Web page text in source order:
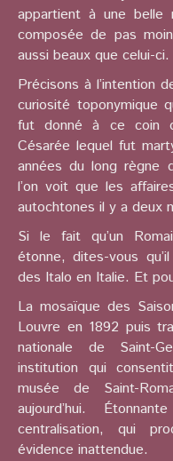
appartient à une belle
composée de pas
aussi beaux que celui-ci.
Précisons à l’intention
curiosité toponymique
fut donné à ce coin
Césarée lequel fut
années du long règne
l’on voit que les
autochtones il y a deux
Si le fait qu’un
étonne, dites-vous
des Italo en Italie. Et
La mosaïque des
Louvre en 1892 puis
nationale de Saint-
institution qui
musée de Saint-
aujourd’hui.
centralisation, qui
évidence inattendue.